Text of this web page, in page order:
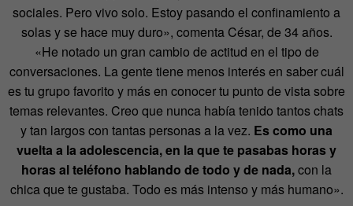
sociales. Pero vivo solo. Estoy pasando el confinamiento a
solas y se hace muy duro», comenta César, de 34 años.
«He notado un gran cambio de actitud en el tipo de
conversaciones. La gente tiene menos interés en saber cuál
es tu grupo favorito y más en conocer tu punto de vista sobre
temas relevantes. Creo que nunca había tenido tantos chats
y tan largos con tantas personas a la vez. Es como una
vuelta a la adolescencia, en la que te pasabas horas y
horas al teléfono hablando de todo y de nada,con la
chica que te gustaba. Todo es más intenso y más humano».